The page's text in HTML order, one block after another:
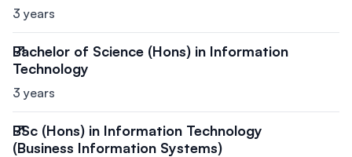
3 years
Bachelor of Science (Hons) in Information
Technology
3 years
BSc (Hons) in Information Technology
(Business Information Systems)